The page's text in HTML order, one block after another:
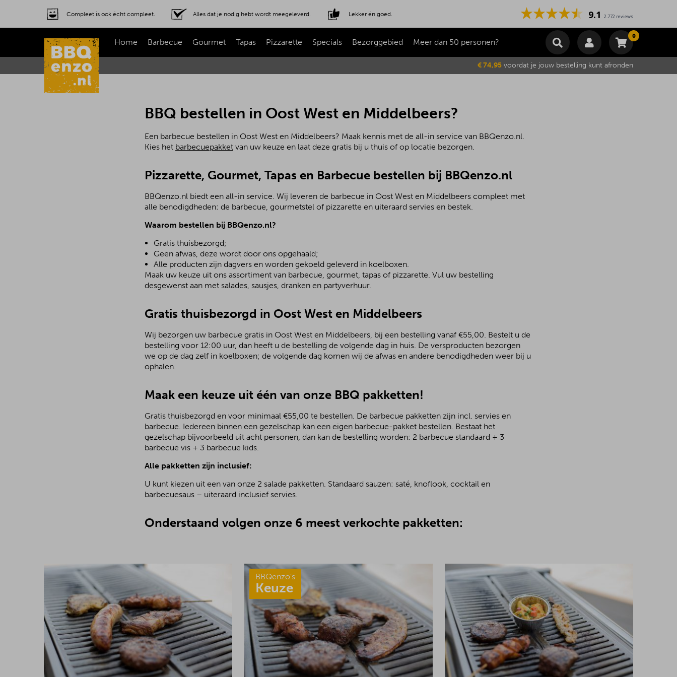
Compleet is ook écht compleet. Alles dat je nodig hebt wordt meegeleverd. Lekker én goed. 9.1 2.772 reviews
Home Barbecue Gourmet Tapas Pizzarette Specials Bezorggebied Meer dan 50 personen?
0
Winkelmand
Subtotaal €0,00
€ 74,95 voordat je jouw bestelling kunt afronden
BBQ bestellen in Oost West en Middelbeers?
Een barbecue bestellen in Oost West en Middelbeers? Maak kennis met de all-in service van BBQenzo.nl.
Kies het barbecuepakket van uw keuze en laat deze gratis bij u thuis of op locatie bezorgen.
Pizzarette, Gourmet, Tapas en Barbecue bestellen bij BBQenzo.nl
BBQenzo.nl biedt een all-in service. Wij leveren de barbecue in Oost West en Middelbeers compleet met
alle benodigdheden: de barbecue, gourmetstel of pizzarette en uiteraard servies en bestek.
Waarom bestellen bij BBQenzo.nl?
Gratis thuisbezorgd;
Geen afwas, deze wordt door ons opgehaald;
Alle producten zijn dagvers en worden gekoeld geleverd in koelboxen.
Maak uw keuze uit ons assortiment van barbecue, gourmet, tapas of pizzarette. Vul uw bestelling
desgewenst aan met salades, sausjes, dranken en partyverhuur.
Gratis thuisbezorgd in Oost West en Middelbeers
Wij bezorgen uw barbecue gratis in Oost West en Middelbeers, bij een bestelling vanaf €55,00. Bestelt u de
bestelling voor 12:00 uur, dan heeft u de bestelling de volgende dag in huis. De versproducten bezorgen
we op de dag zelf in koelboxen; de volgende dag komen wij de afwas en andere benodigdheden weer bij u
ophalen.
Maak een keuze uit één van onze BBQ pakketten!
Gratis thuisbezorgd en voor minimaal €55,00 te bestellen. De barbecue pakketten zijn incl. servies en
barbecue. Iedereen binnen een gezelschap kan een eigen barbecue-pakket bestellen. Bestaat het
gezelschap bijvoorbeeld uit acht personen, dan kan de bestelling worden: 2 barbecue standaard + 3
barbecue vis + 3 barbecue kids.
Alle pakketten zijn inclusief:
U kunt kiezen uit een van onze 2 salade pakketten. Standaard sauzen: saté, knoflook, cocktail en
barbecuesaus – uiteraard inclusief servies.
Onderstaand volgen onze 6 meest verkochte pakketten:
BBQenzo’s
Keuze